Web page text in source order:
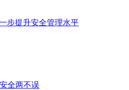
步提升安全管理水平
全两不误